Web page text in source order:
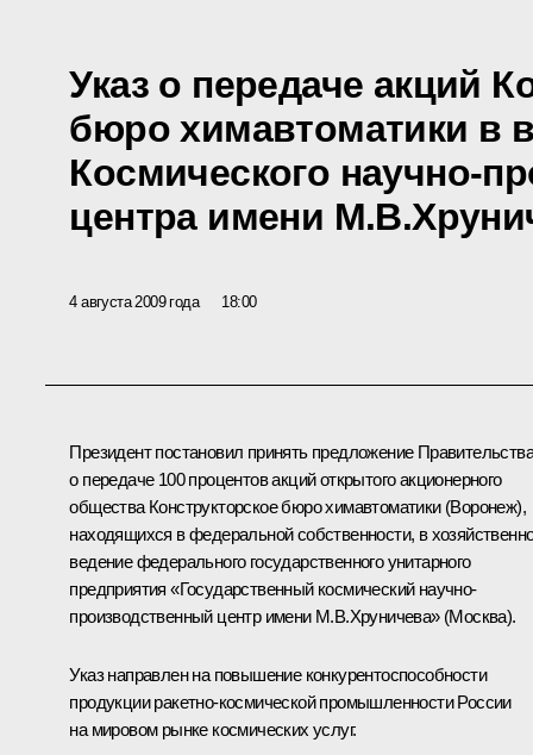
Указ о передаче акций
бюро химавтоматики в
Космического научно-
центра имени
4 августа 2009 года 18:00
Президент постановил принять предложение Правительства
о передаче 100 процентов акций открытого акционерного
общества Конструкторское бюро химавтоматики (Воронеж),
находящихся в федеральной собственности, в
ведение федерального государственного унитарного
предприятия «Государственный космический научно-
производственный центр имени М.В.Хруничева» (Москва).
Указ направлен на повышение конкурентоспособности
продукции ракетно-космической промышленности России
на мировом рынке космических услуг.